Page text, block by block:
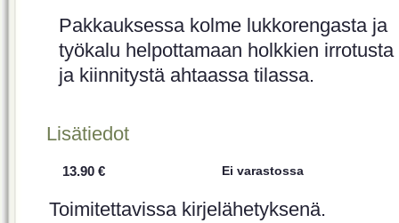
Pakkauksessa kolme lukkorengasta ja
työkalu helpottamaan holkkien irrotusta
ja kiinnitystä ahtaassa tilassa.
Lisätiedot
13.90 € Ei varastossa
Toimitettavissa kirjelähetyksenä.